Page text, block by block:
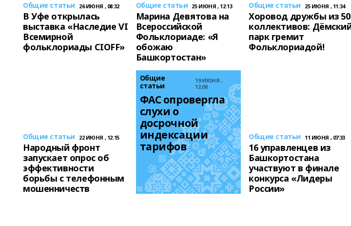
Общие статьи 26 ИЮНЯ , 08:32
В Уфе открылась
выставка «Наследие VI
Всемирной
фольклориады CIOFF»
Общие статьи 25 ИЮНЯ , 12:13
Марина Девятова на
Всероссийской
Фольклориаде: «Я
обожаю
Башкортостан»
Общие статьи 25 ИЮНЯ , 11:34
Хоровод дружбы из 50
коллективов:
парк гремит
Фольклориадой!
Общие статьи 22 ИЮНЯ , 12:15
Народный фронт
запускает опрос об
эффективности
борьбы с телефонным
мошенничеств
Общие
статьи
19 ИЮНЯ ,
12:08
ФАС опровергла
слухи о
досрочной
индексации
тарифов
Общие статьи 11 ИЮНЯ , 07:33
16 управленцев из
Башкортостана
участвуют в финале
конкурса «Лидеры
России»